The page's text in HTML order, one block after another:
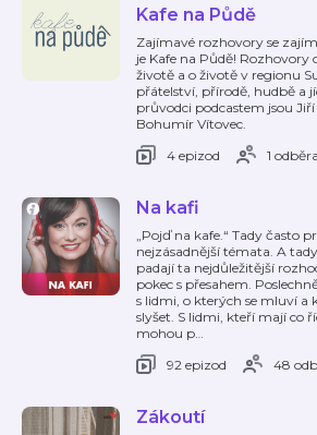
Kafe na Půdě
Zajímavé rozhovory se
je Kafe na Půdě! Rozhovory
životě a o životě v regionu
přátelství, přírodě, hudbě a
průvodci podcastem jsou
Bohumír Vítovec.
4 epizod
1
Na kafi
„Pojď na kafe.“ Tady často
nejzásadnější témata. A
padají ta nejdůležitější
pokec s přesahem.
s lidmi, o kterých se mluví a
slyšet. S lidmi, kteří mají co
mohou p…
92 epizod
48
Zákoutí